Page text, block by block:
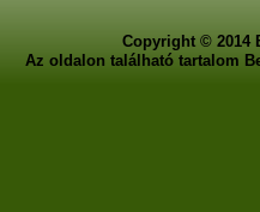
Copyright © 2014
Az oldalon található tartalom